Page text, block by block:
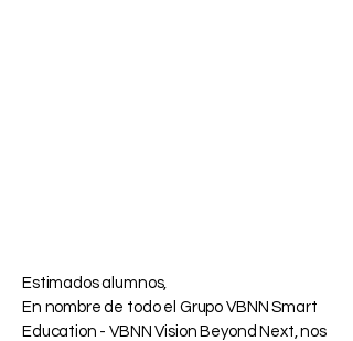
Estimados alumnos,
En nombre de todo el Grupo VBNN Smart
Education - VBNN Vision Beyond Next, nos